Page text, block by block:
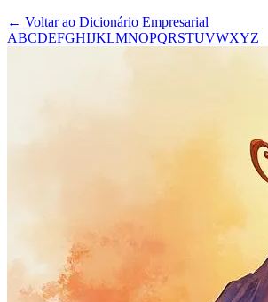
← Voltar ao Dicionário Empresarial
ABCDEFGHIJKLMNOPQRSTUVWXYZ